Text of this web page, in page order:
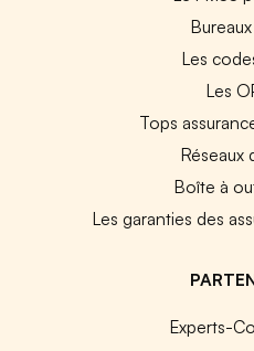
Les
Les
Tops
Réseaux
Boîte à
Les garanties des
Experts-